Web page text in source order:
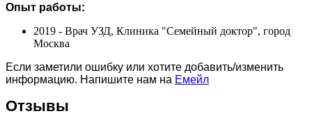
Опыт работы:
2019 - Врач УЗД, Клиника "Семейный доктор", город
Москва
Если заметили ошибку или хотите добавить/изменить
информацию. Напишите нам на Емейл
Отзывы